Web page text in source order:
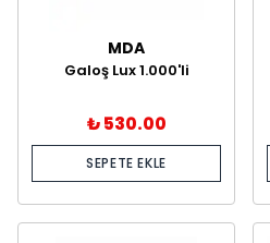
MDA
Galoş Lux 1.000'li
₺ 530.00
SEPETE EKLE